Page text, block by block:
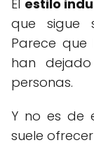
El estilo
que sigue
Parece que
han
personas.
Y no es de
suele